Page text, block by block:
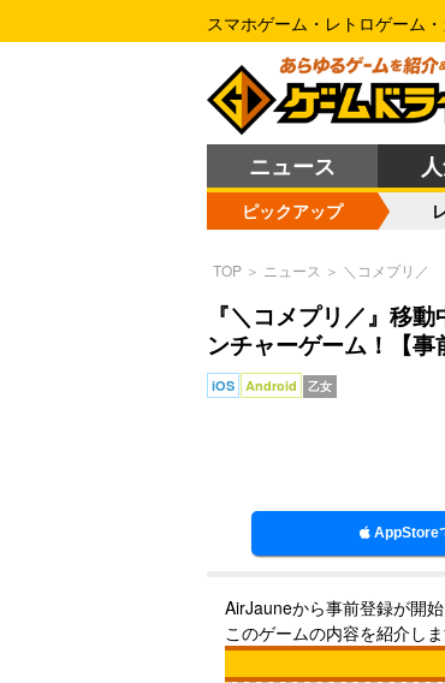
スマホゲーム・レトロゲーム
ニュース
ピックアップ
TOP ＞ ニュース ＞ ＼コメプリ／
『＼コメプリ／』移
ンチャーゲーム！【事
iOS Android 乙女
AppStore
AirJauneから事前登録が開
このゲームの内容を紹介しま